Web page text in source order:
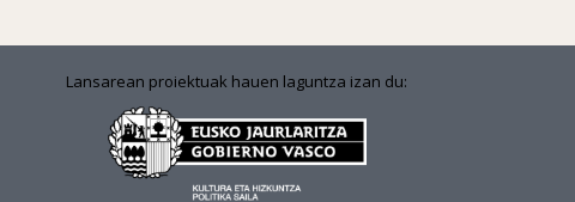
Lansarean proiektuak hauen laguntza izan du: